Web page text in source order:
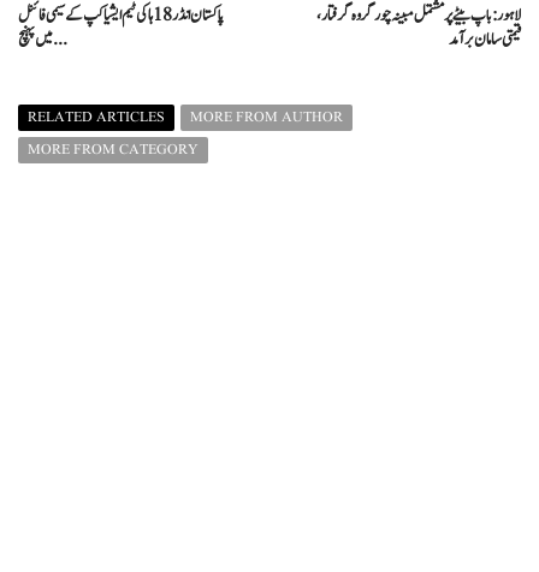
پاکستان انڈر 18 ہاکی ٹیم ایشیا کپ کے سیمی فائنل
میں پہنچ ...
لاہور: باپ بیٹے پر مشتمل مبینہ چور گروہ گرفتار،
قیمتی سامان برآمد
RELATED ARTICLES
MORE FROM AUTHOR
MORE FROM CATEGORY